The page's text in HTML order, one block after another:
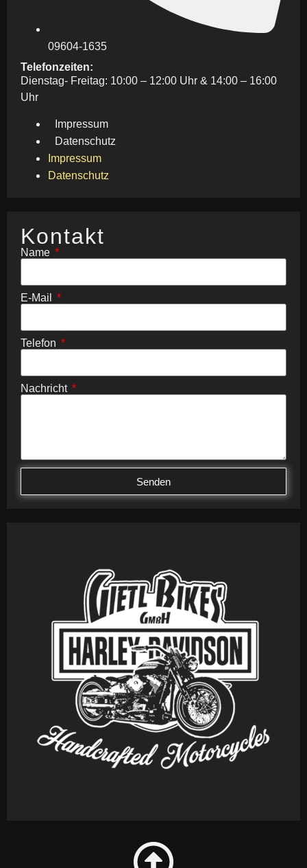
09604-1635
Telefonzeiten:
Dienstag- Freitag: 10:00 – 12:00 Uhr & 14:00 – 16:00
Uhr
Impressum
Datenschutz
Impressum
Datenschutz
Kontakt
Name
E-Mail
Telefon
Nachricht
Senden